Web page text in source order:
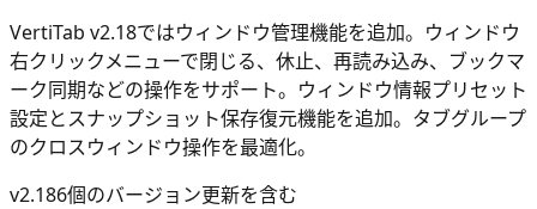
VertiTab v2.18ではウィンドウ管理機能を追加。ウィンドウ
右クリックメニューで閉じる、休止、再読み込み、ブックマ
ーク同期などの操作をサポート。ウィンドウ情報プリセット
設定とスナップショット保存復元機能を追加。タブグループ
のクロスウィンドウ操作を最適化。
v2.186個のバージョン更新を含む